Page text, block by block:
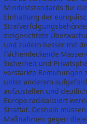
Mindeststandards für
Einhaltung der
zielgerichtete
und zudem besser mit
flächendeckende
Sicherheit und
verstärkte Bemühungen
unter anderem
aufzustellen und
Europa radikalisiert
Straftat. Deshalb
Maßnahmen gegen